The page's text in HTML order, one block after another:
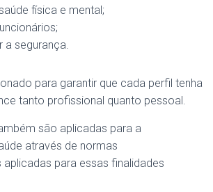
física e mental;
a segurança.
para garantir que cada perfil tenha
tanto profissional quanto pessoal.
são aplicadas para a
através de normas
para essas finalidades